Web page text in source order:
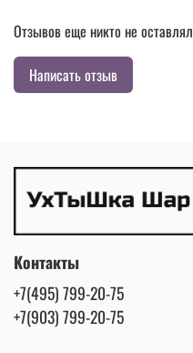
Отзывов еще никто не оставлял
Написать отзыв
Контакты
+7(495) 799-20-75
+7(903) 799-20-75